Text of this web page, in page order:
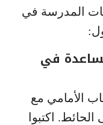
المدرسة في
في
الأمامي مع
اكتبوا